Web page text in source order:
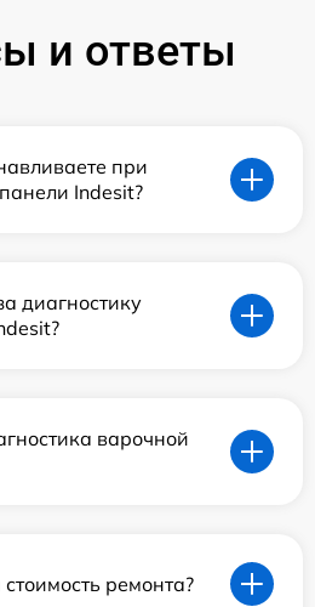
и ответы
при
Indesit?
диагностику
варочной
ремонта?